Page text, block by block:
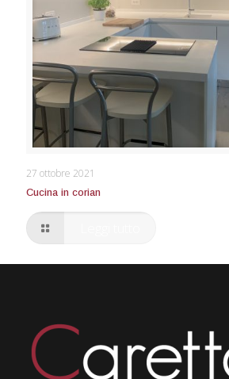
27 ottobre 2021
Cucina in corian